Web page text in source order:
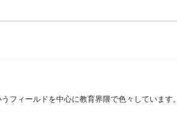
フィールドを中心に教育界隈で色々しています。